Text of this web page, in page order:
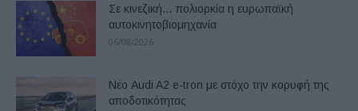
Σε κινεζική… πολιορκία η ευρωπαϊκή
αυτοκινητοβιομηχανία
06/08/2026
Νέο Audi A2 e-tron με στόχο την κορυφή της
αποδοτικότητας